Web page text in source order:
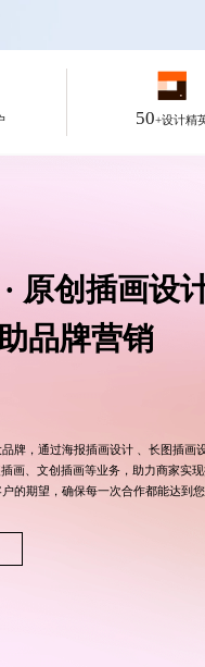
50+设计精
原创插画设
品牌营销
牌，通过海报插画设计 、长图插画
画、文创插画等业务，助力商家实
的期望，确保每一次合作都能达到您